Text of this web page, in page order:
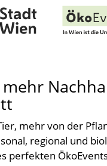
mehr von der
regional und
perfekten